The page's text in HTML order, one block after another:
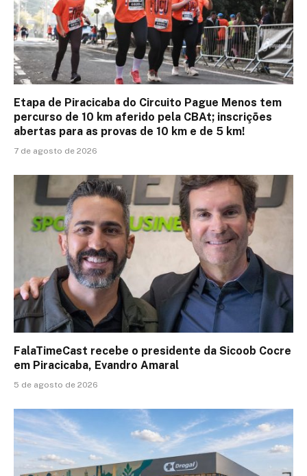
Etapa de Piracicaba do Circuito Pague Menos tem
percurso de 10 km aferido pela CBAt; inscrições
abertas para as provas de 10 km e de 5 km!
7 de agosto de 2026
FalaTimeCast recebe o presidente da Sicoob Cocre
em Piracicaba, Evandro Amaral
5 de agosto de 2026